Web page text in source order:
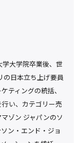
学大学院卒業後、世
の日本立ち上げ要員
ティングの統括、
い、カテゴリー売
ゾン ジャパンのソ
ン・エンド・ジョ